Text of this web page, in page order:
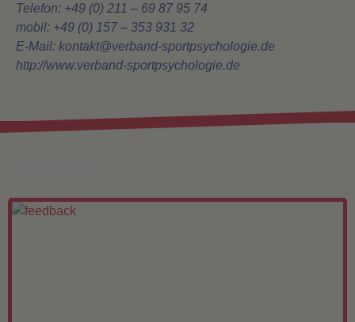
Telefon: +49 (0) 211 – 69 87 95 74
mobil: +49 (0) 157 – 353 931 32
E-Mail: kontakt@verband-sportpsychologie.de
http://www.verband-sportpsychologie.de